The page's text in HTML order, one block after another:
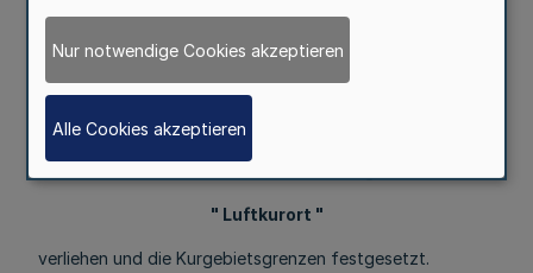
Mit Verfügung vom 6. März 2025 habe ich aufgrund der
Dezember 2007 (GV. NRW. 2008 S. 8
Artikel 1 des Gesetzes vom 10. Juli 2025 (
worden ist, der Stadt Emmerich am Rhein
" Luftkurort "
verliehen und die Kurgebietsgrenzen festgesetzt.
Nur notwendige Cookies akzeptieren
Alle Cookies akzeptieren